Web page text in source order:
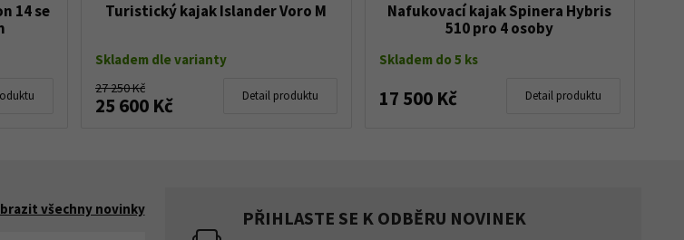
14 se
Turistický kajak Islander Voro M
Skladem dle varianty
27 250 Kč
25 600 Kč Detail produktu
Nafukovací kajak Spinera Hybris
510 pro 4 osoby
Skladem do 5 ks
17 500 Kč Detail produktu
všechny novinky PŘIHLASTE SE K ODBĚRU NOVINEK